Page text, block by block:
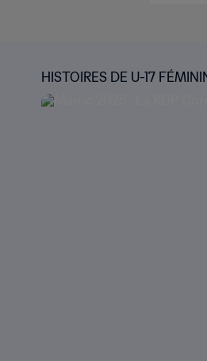
HISTOIRES DE U-17